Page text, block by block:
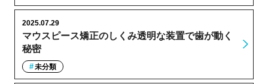
マウスピース矯正のしくみ透明な装置で歯が動く
秘密
2025.07.29
未分類